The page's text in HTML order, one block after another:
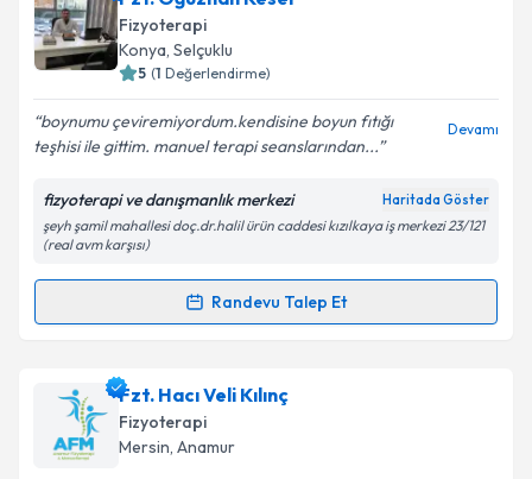
Takvim Talebini Gönder
oluşturun. Size bu uzmandan randevu almanız için bir
takvim hazırlandığında e-posta ile bilgilendireceğiz.
Kişisel verilerimin işlenmesine ilişkin
Aydınlatma
Metni'ni okudum ve kişisel verilerimin belirtilen
kapsamda işlenmesini kabul ediyorum.
Takvim Talebini Gönder
Fizyoterapi
Konya, Selçuklu
5 (1 Değerlendirme)
boynumu çeviremiyordum.kendisine boyun fıtığı
teşhisi ile gittim. manuel terapi seanslarından...
Devamı
fizyoterapi ve danışmanlık merkezi Haritada Göster
şeyh şamil mahallesi doç.dr.halil ürün caddesi kızılkaya iş merkezi 23/121
(real avm karşısı)
Randevu Talep Et
Randevu Takvimi Talebi
Fzt. Oğuzhan Keseriçin randevu takvimi talebi
oluşturun. Size bu uzmandan randevu almanız için bir
takvim hazırlandığında e-posta ile bilgilendireceğiz.
Fzt. Hacı Veli Kılınç
Fizyoterapi
Mersin, Anamur